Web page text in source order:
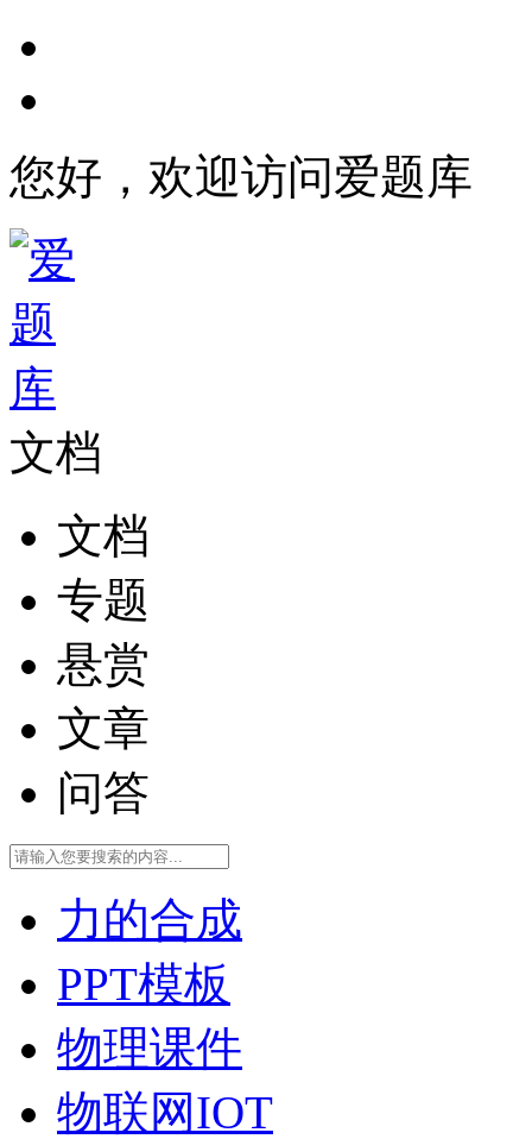
您好，欢迎访问爱题库
文档
文档
专题
悬赏
文章
问答
力的合成
PPT模板
物理课件
物联网IOT